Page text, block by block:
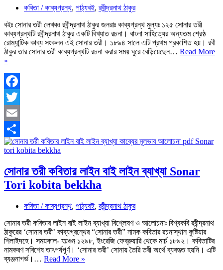
কবিতা / কাব্যগ্রন্থ, পাঠ্যবই, রবীন্দ্রনাথ ঠাকুর
বইঃ সোনার তরী লেখকঃ রবীন্দ্রনাথ ঠাকুর জনরাঃ কাব্যগ্রন্থ মুল্যঃ ১২৫ সোনার তরী
কাব্যগ্রন্থটি রবীন্দ্রনাথ ঠাকুর একটি বিখ্যাত রচনা। বাংলা সাহিত্যের অন্যতম শ্রেষ্ঠ
রোম্যান্টিক কাব্য সংকলন এই সোনার তরী। ১৮৯৪ সালে এটি প্রথম প্রকাশিত হয়। রবী
ঠাকুর তার সোনার তরী কাব্যগ্রন্থটি রচনা করার সময় ঘুরে বেড়িয়েছেন… Read More
»
কাব্যের
মূলভাব
আলোচনা
PDF
|
Sonar
Tori
Poem
Facebook
Twitter
Email
Share
সোনার তরী কবিতার লাইন বাই লাইন ব্যাখ্যা Sonar
Tori kobita bekkha
কবিতা / কাব্যগ্রন্থ, পাঠ্যবই, রবীন্দ্রনাথ ঠাকুর
সোনার তরী কবিতার লাইন বাই লাইন ব্যাখ্যা বিশ্লেষণ ও আলোচনাঃ বিশ্বকবি রবীন্দ্রনাথ
ঠাকুরের ‘সােনার তরী’ কাব্যগ্রন্থের “সােনার তরী” নামক কবিতার রচনাস্থান কুষ্টিয়ার
শিলাইদহে। সময়কাল- ফাল্গুন ১২৯৮, ইংরেজি ফেব্রুয়ারি থেকে মার্চ ১৮৯২। কবিতাটির
নামকরণ সবিশেষ তাৎপর্যপূর্ণ। ‘সােনার তরী’ সােনায় তৈরি তরী অর্থে ব্যবহৃত হয়নি। এটি
ব্যঞ্জনাগর্ভ।… Read More »